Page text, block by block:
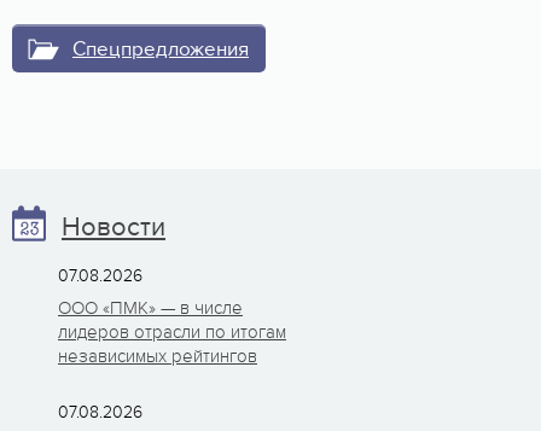
Спецпредложения
Новости
07.08.2026
ООО «ПМК» — в числе
лидеров отрасли по итогам
независимых рейтингов
07.08.2026